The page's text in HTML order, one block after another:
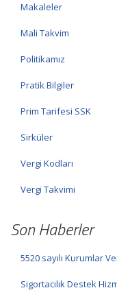
Makaleler
Mali Takvim
Politikamız
Pratik Bilgiler
Prim Tarifesi SSK
Sirküler
Vergi Kodları
Vergi Takvimi
Son Haberler
5520 sayılı Kurumlar
Sigortacılık Destek